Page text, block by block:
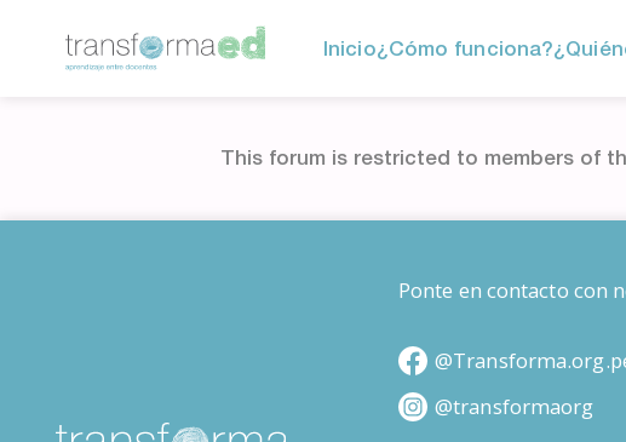
Inicio¿Cómo funciona?
This forum is restricted to members of
Ponte en contacto con
@transformaorg